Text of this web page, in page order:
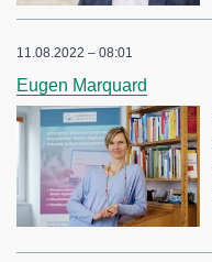
11.08.2022 – 08:01
Eugen Marquard